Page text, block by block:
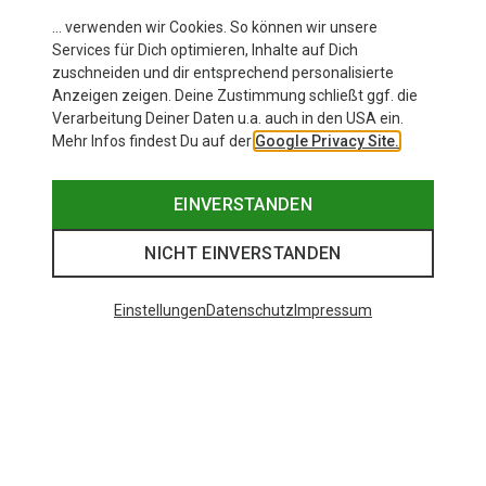
… verwenden wir Cookies. So können wir unsere
Services für Dich optimieren, Inhalte auf Dich
zuschneiden und dir entsprechend personalisierte
Anzeigen zeigen. Deine Zustimmung schließt ggf. die
Verarbeitung Deiner Daten u.a. auch in den USA ein.
Mehr Infos findest Du auf der Google Privacy Site.
EINVERSTANDEN
NICHT EINVERSTANDEN
EinstellungenDatenschutz Impressum